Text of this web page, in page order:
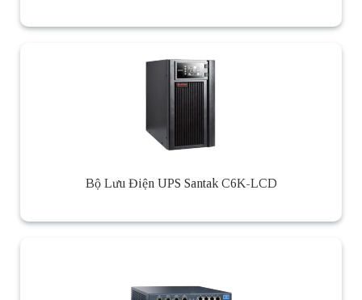
Bộ Lưu Điện UPS Santak C6K-LCD